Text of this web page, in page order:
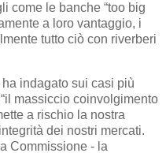
come le banche “too big
a loro vantaggio, i
tutto ciò con riverberi
indagato sui casi più
massiccio coinvolgimento
a rischio la nostra
dei nostri mercati.
Commissione - la